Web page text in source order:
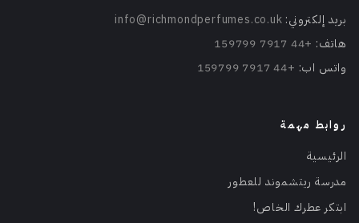
بريد إلكتروني: info@richmondperfumes.co.uk
هاتف: +44 7917 159799
واتس اب: +44 7917 159799
روابط مهمة
الرئيسية
مدرسة ريتشموند للعطور
ابتكر عطرك الخاص!